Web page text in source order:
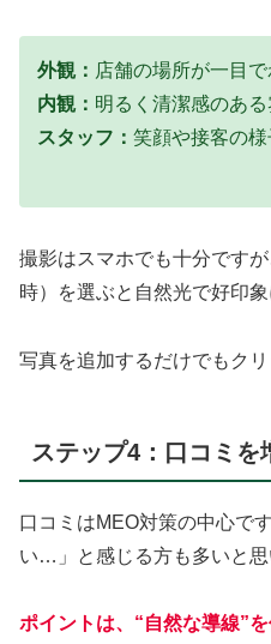
外観： 店舗の場所が一目
内観： 明るく清潔感のあ
スタッフ： 笑顔や接客の
撮影はスマホでも十分です
時）を選ぶと自然光で好印象
写真を追加するだけでもク
ステップ4：口コミを
口コミはMEO対策の中心で
い…」と感じる方も多いと思
ポイントは、“自然な導線”を